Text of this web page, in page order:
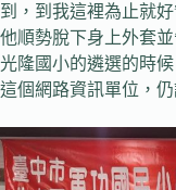
到，到我這裡為止就
他順勢脫下身上外套
光隆國小的遴選的時
這個網路資訊單位，仍